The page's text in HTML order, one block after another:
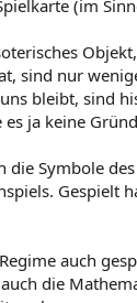
(im
sind nur
bleibt, sind
ja keine
Symbole
Gespielt
auch
die